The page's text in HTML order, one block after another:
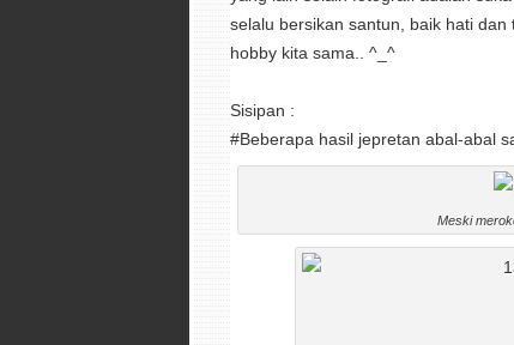
selalu bersikan santun, baik hati
hobby kita sama.. ^_^
Sisipan :
#Beberapa hasil jepretan abal-abal
Meski